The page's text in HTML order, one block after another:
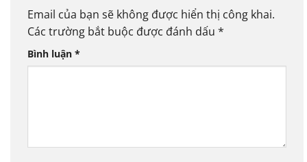
Email của bạn sẽ không được hiển thị công khai.
Các trường bắt buộc được đánh dấu *
Bình luận *